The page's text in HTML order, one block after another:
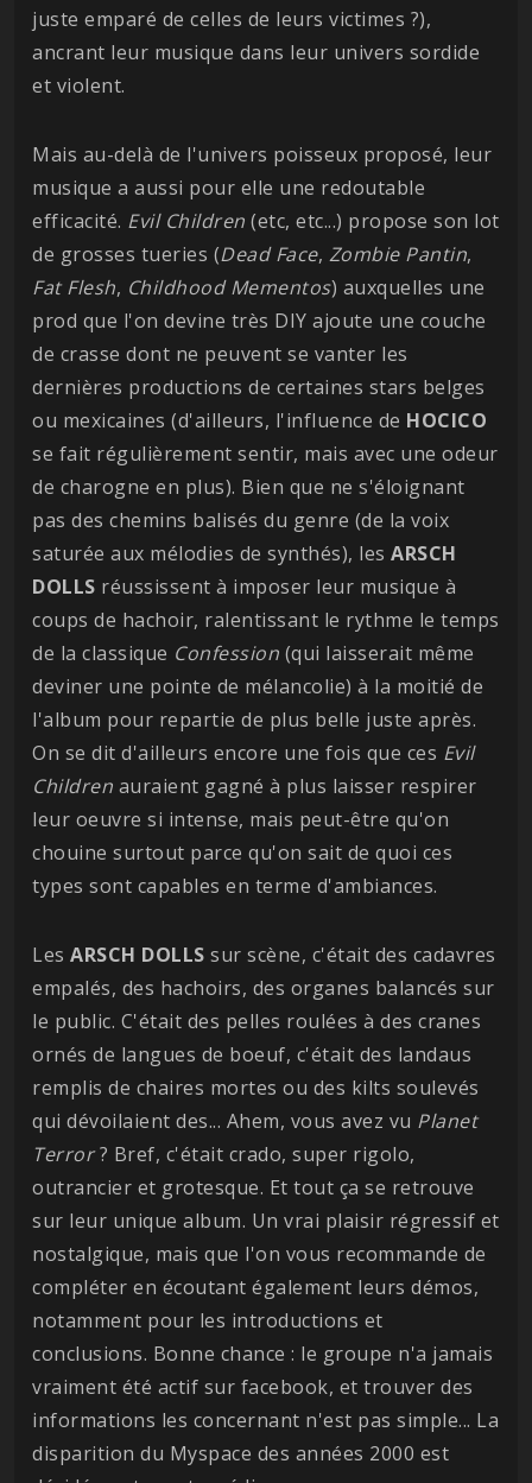
juste emparé de celles de leurs victimes ?),
ancrant leur musique dans leur univers sordide
et violent.
Mais au-delà de l'univers poisseux proposé, leur
musique a aussi pour elle une redoutable
efficacité. Evil Children (etc, etc...) propose son lot
de grosses tueries (Dead Face, Zombie Pantin,
Fat Flesh, Childhood Mementos) auxquelles une
prod que l'on devine très DIY ajoute une couche
de crasse dont ne peuvent se vanter les
dernières productions de certaines stars belges
ou mexicaines (d'ailleurs, l'influence de HOCICO
se fait régulièrement sentir, mais avec une odeur
de charogne en plus). Bien que ne s'éloignant
pas des chemins balisés du genre (de la voix
saturée aux mélodies de synthés), les ARSCH
DOLLS réussissent à imposer leur musique à
coups de hachoir, ralentissant le rythme le temps
de la classique Confession (qui laisserait même
deviner une pointe de mélancolie) à la moitié de
l'album pour repartie de plus belle juste après.
On se dit d'ailleurs encore une fois que ces Evil
Children auraient gagné à plus laisser respirer
leur oeuvre si intense, mais peut-être qu'on
chouine surtout parce qu'on sait de quoi ces
types sont capables en terme d'ambiances.
Les ARSCH DOLLS sur scène, c'était des cadavres
empalés, des hachoirs, des organes balancés sur
le public. C'était des pelles roulées à des cranes
ornés de langues de boeuf, c'était des landaus
remplis de chaires mortes ou des kilts soulevés
qui dévoilaient des... Ahem, vous avez vu Planet
Terror? Bref, c'était crado, super rigolo,
outrancier et grotesque. Et tout ça se retrouve
sur leur unique album. Un vrai plaisir régressif et
nostalgique, mais que l'on vous recommande de
compléter en écoutant également leurs démos,
notamment pour les introductions et
conclusions. Bonne chance : le groupe n'a jamais
vraiment été actif sur facebook, et trouver des
informations les concernant n'est pas simple... La
disparition du Myspace des années 2000 est